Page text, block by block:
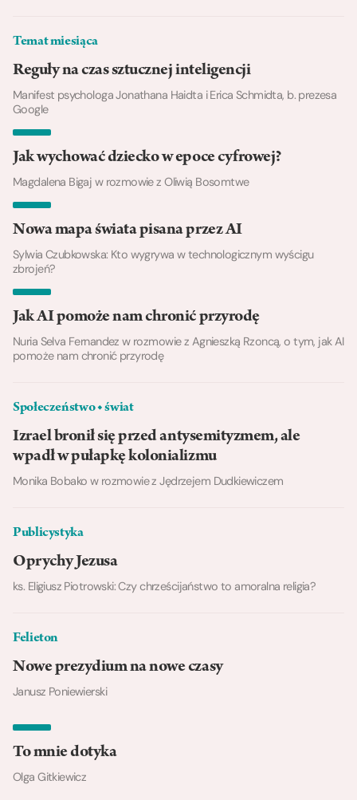
Temat miesiąca
Reguły na czas sztucznej inteligencji
Manifest psychologa Jonathana Haidta i Erica Schmidta, b. prezesa
Google
Jak wychować dziecko w epoce cyfrowej?
Magdalena Bigaj w rozmowie z Oliwią Bosomtwe
Nowa mapa świata pisana przez AI
Sylwia Czubkowska: Kto wygrywa w technologicznym wyścigu
zbrojeń?
Jak AI pomoże nam chronić przyrodę
Nuria Selva Fernandez w rozmowie z Agnieszką Rzoncą, o tym, jak AI
pomoże nam chronić przyrodę
Społeczeństwo ◆ świat
Izrael bronił się przed antysemityzmem, ale
wpadł w pułapkę kolonializmu
Monika Bobako w rozmowie z Jędrzejem Dudkiewiczem
Publicystyka
Oprychy Jezusa
ks. Eligiusz Piotrowski: Czy chrześcijaństwo to amoralna religia?
Felieton
Nowe prezydium na nowe czasy
Janusz Poniewierski
To mnie dotyka
Olga Gitkiewicz